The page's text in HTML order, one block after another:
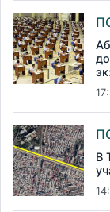
В